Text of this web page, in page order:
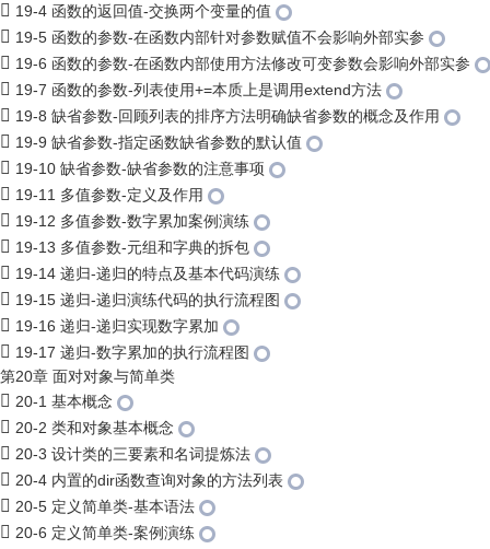
19-4 函数的返回值-交换两个变量的值
19-5 函数的参数-在函数内部针对参数赋值不会影响外部实参
19-6 函数的参数-在函数内部使用方法修改可变参数会影响外部实参
19-7 函数的参数-列表使用+=本质上是调用extend方法
19-8 缺省参数-回顾列表的排序方法明确缺省参数的概念及作用
19-9 缺省参数-指定函数缺省参数的默认值
19-10 缺省参数-缺省参数的注意事项
19-11 多值参数-定义及作用
19-12 多值参数-数字累加案例演练
19-13 多值参数-元组和字典的拆包
19-14 递归-递归的特点及基本代码演练
19-15 递归-递归演练代码的执行流程图
19-16 递归-递归实现数字累加
19-17 递归-数字累加的执行流程图
第20章 面对对象与简单类
20-1 基本概念
20-2 类和对象基本概念
20-3 设计类的三要素和名词提炼法
20-4 内置的dir函数查询对象的方法列表
20-5 定义简单类-基本语法
20-6 定义简单类-案例演练